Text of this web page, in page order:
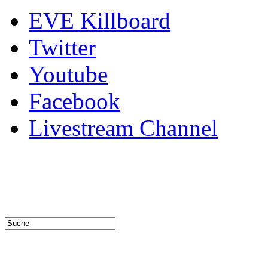
EVE Killboard
Twitter
Youtube
Facebook
Livestream Channel